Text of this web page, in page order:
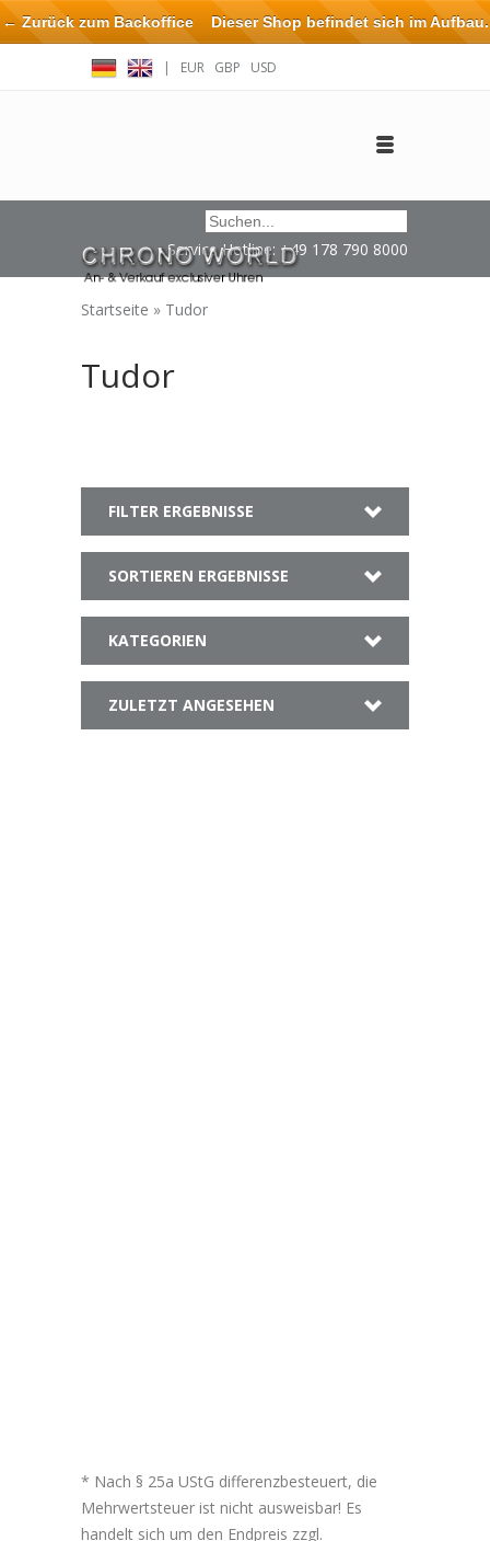
| EUR GBP USD
Service Hotline: +49 178 790 8000
Startseite » Tudor
Tudor
FILTER ERGEBNISSE
SORTIEREN ERGEBNISSE
KATEGORIEN
ZULETZT ANGESEHEN
* Nach § 25a UStG differenzbesteuert, die
Mehrwertsteuer ist nicht ausweisbar! Es
handelt sich um den Endpreis zzgl.
← Zurück zum BackofficeDieser Shop befindet sich im Aufbau.
Eventuell können nicht alle Bestellungen eingehalten oder erfüllt